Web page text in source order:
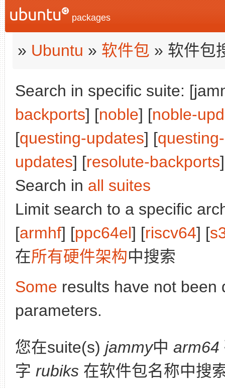
packages
» Ubuntu » 软件包 » 软件包
Search in specific suite:
backports] [noble] [noble-
[questing-updates] [
updates] [resolute-backports
Search in all suites
Limit search to a specific
[armhf] [ppc64el] [riscv64] [
在所有硬件架构中搜索
Some results have not been
parameters.
您在suite(s) jammy中 arm64
字 rubiks 在软件包名称中搜